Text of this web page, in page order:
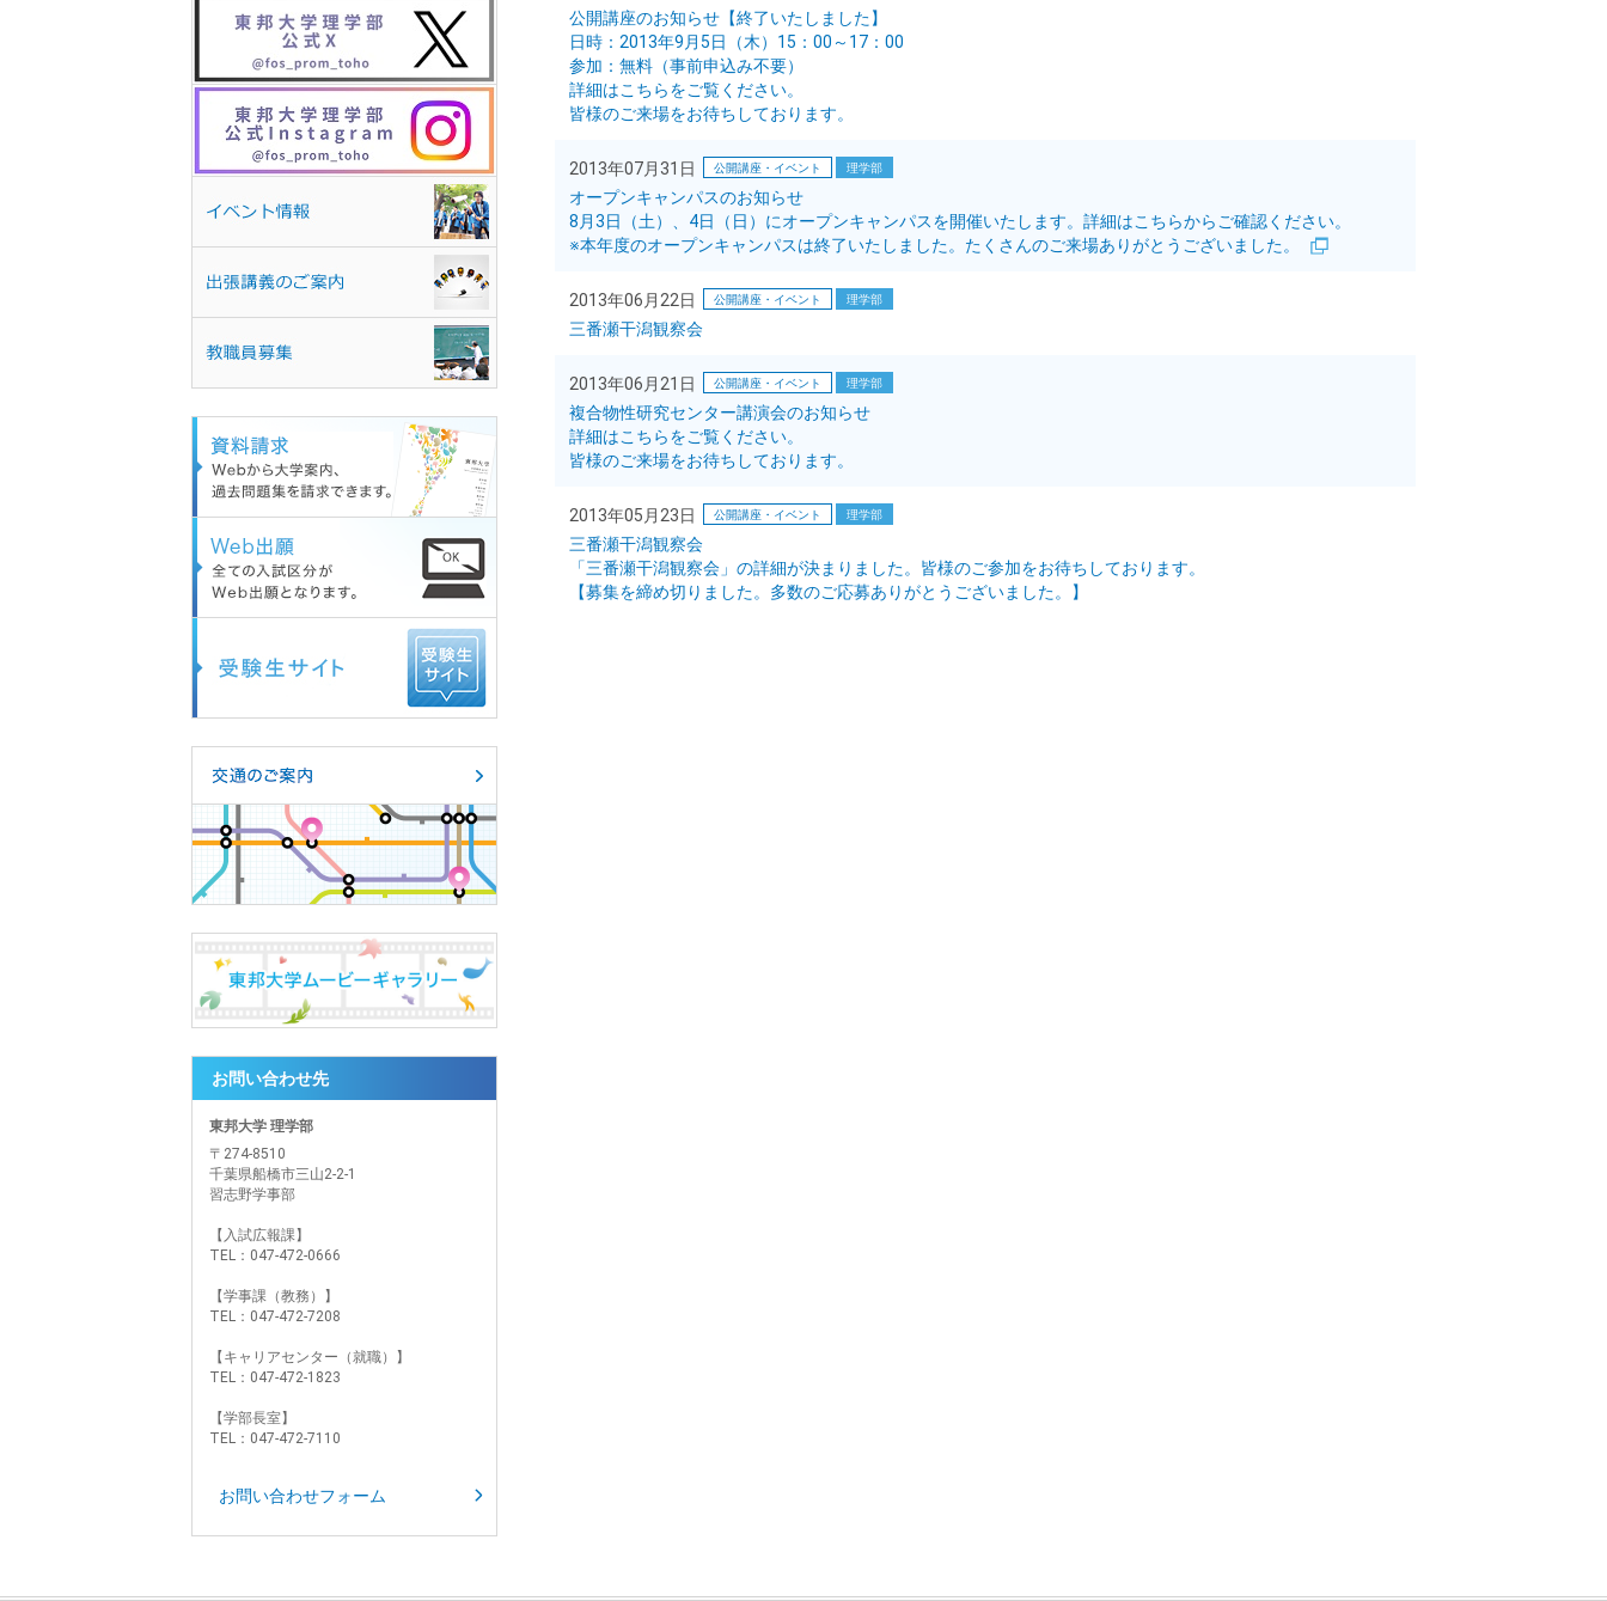
公開講座のお知らせ【終了いたしました】
日時：2013年9月5日（木）15：00～17：00
参加：無料（事前申込み不要）
詳細はこちらをご覧ください。
皆様のご来場をお待ちしております。
2013年07月31日 公開講座・イベント 理学部
オープンキャンパスのお知らせ
8月3日（土）、4日（日）にオープンキャンパスを開催いたします。詳細はこちらからご確認ください。
※本年度のオープンキャンパスは終了いたしました。たくさんのご来場ありがとうございました。
2013年06月22日 公開講座・イベント 理学部
三番瀬干潟観察会
2013年06月21日 公開講座・イベント 理学部
複合物性研究センター講演会のお知らせ
詳細はこちらをご覧ください。
皆様のご来場をお待ちしております。
2013年05月23日 公開講座・イベント 理学部
三番瀬干潟観察会
「三番瀬干潟観察会」の詳細が決まりました。皆様のご参加をお待ちしております。
【募集を締め切りました。多数のご応募ありがとうございました。】
お問い合わせ先
東邦大学 理学部
〒274-8510
千葉県船橋市三山2-2-1
習志野学事部
【入試広報課】
TEL：047-472-0666
【学事課（教務）】
TEL：047-472-7208
【キャリアセンター（就職）】
TEL：047-472-1823
【学部長室】
TEL：047-472-7110
お問い合わせフォーム